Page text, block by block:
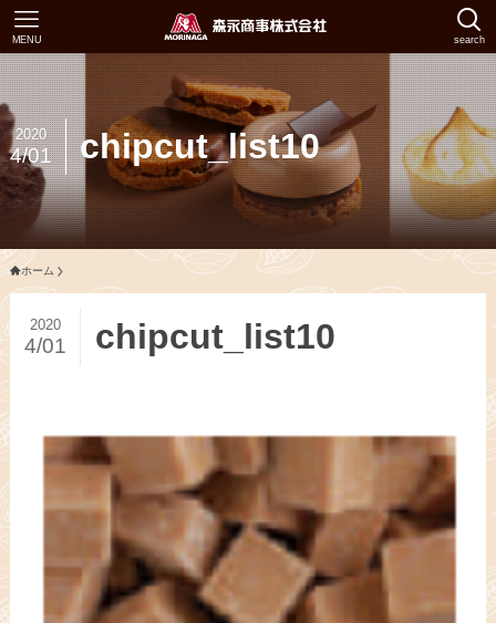
search
MENU
chipcut_list10
2020
4/01
ホーム
chipcut_list10
2020
4/01